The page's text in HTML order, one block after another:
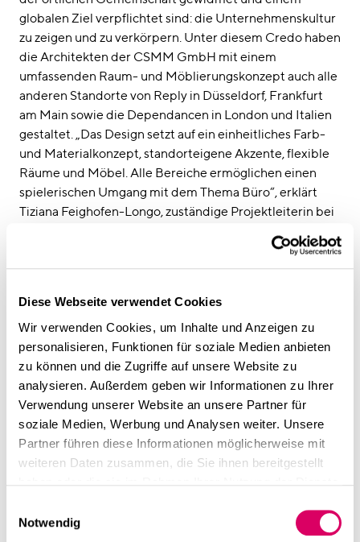
Diese Webseite verwendet Cookies
Wir verwenden Cookies, um Inhalte und Anzeigen zu
personalisieren, Funktionen für soziale Medien anbieten
zu können und die Zugriffe auf unsere Website zu
analysieren. Außerdem geben wir Informationen zu Ihrer
Verwendung unserer Website an unsere Partner für
soziale Medien, Werbung und Analysen weiter. Unsere
Partner führen diese Informationen möglicherweise mit
weiteren Daten zusammen, die Sie ihnen bereitgestellt
Notwendig
globalen Ziel verpflichtet sind: die Unternehmenskultur
zu zeigen und zu verkörpern. Unter diesem Credo haben
die Architekten der CSMM GmbH mit einem
umfassenden Raum- und Möblierungskonzept auch alle
anderen Standorte von Reply in Düsseldorf, Frankfurt
am Main sowie die Dependancen in London und Italien
gestaltet. „Das Design setzt auf ein einheitliches Farb-
und Materialkonzept, standorteigene Akzente, flexible
Räume und Möbel. Alle Bereiche ermöglichen einen
spielerischen Umgang mit dem Thema Büro“, erklärt
Tiziana Feighofen-Longo, zuständige Projektleiterin bei
Feighofen-Longo die Aufenthaltsqualität, lädt die
Mitarbeiter dazu ein, kreativ und im Team zu arbeiten
verbringen. Die Reply-Zentrale in Gütersloh gestalteten
gemeinsam mit ihr die Corporate-Architecture-
Spezialistin Ira Roters und die Architektin Alice Zambon.
Der „Tag der Architektur“ jährt sich in NRW bereits zum
24. Mal und bietet Gelegenheit, neue und erneuerte
Architekturen zu erkunden und sie sich von den
Planerinnen und Planern gemeinsam mit ihren
Auftraggebern erläutern zu lassen. In den vergangenen
Besucherinnen und Besucher an dem letzten Juni-
Wochenende auf den Weg, um diesen Dialog zu suchen